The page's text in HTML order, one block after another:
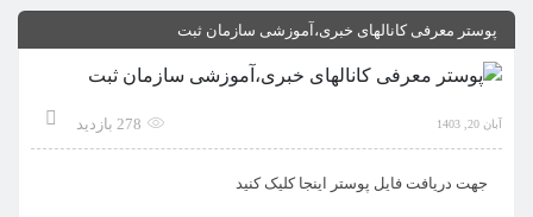
پوستر معرفی کانالهای خبری،آموزشی سازمان ثبت
آبان 20, 1403 278 بازدید
جهت دریافت فایل پوستر اینجا کلیک کنید